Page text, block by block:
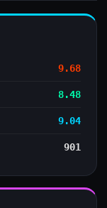
9.68
8.48
9.04
901